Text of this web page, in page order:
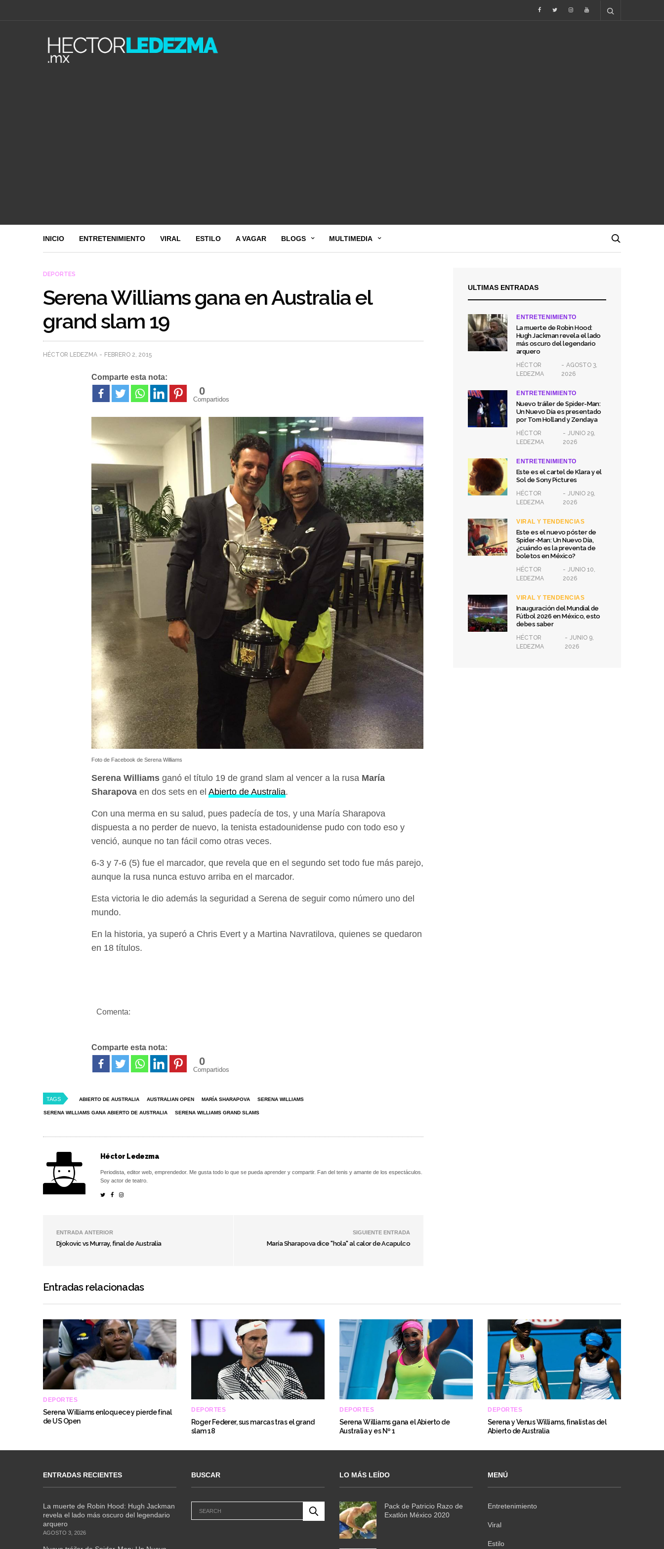
INICIO ENTRETENIMIENTO VIRAL ESTILO A VAGAR BLOGS MULTIMEDIA
DEPORTES
Serena Williams gana en Australia el
grand slam 19
HÉCTOR LEDEZMA FEBRERO 2, 2015
Comparte esta nota:
0
Compartidos
Foto de Facebook de Serena Williams
Serena Williams ganó el título 19 de grand slam al vencer a la rusa María
Sharapova en dos sets en el Abierto de Australia.
Con una merma en su salud, pues padecía de tos, y una María Sharapova
dispuesta a no perder de nuevo, la tenista estadounidense pudo con todo eso y
venció, aunque no tan fácil como otras veces.
6-3 y 7-6 (5) fue el marcador, que revela que en el segundo set todo fue más parejo,
aunque la rusa nunca estuvo arriba en el marcador.
Esta victoria le dio además la seguridad a Serena de seguir como número uno del
mundo.
En la historia, ya superó a Chris Evert y a Martina Navratilova, quienes se quedaron
en 18 títulos.
Comenta:
Comparte esta nota:
0
Compartidos
TAGS ABIERTO DE AUSTRALIA AUSTRALIAN OPEN MARÍA SHARAPOVA SERENA WILLIAMS
SERENA WILLIAMS GANA ABIERTO DE AUSTRALIA SERENA WILLIAMS GRAND SLAMS
Héctor Ledezma
Periodista, editor web, emprendedor. Me gusta todo lo que se pueda aprender y compartir. Fan del tenis y amante de los espectáculos.
Soy actor de teatro.
ENTRADA ANTERIOR
Djokovic vs Murray, final de Australia
SIGUIENTE ENTRADA
María Sharapova dice "hola" al calor de Acapulco
ULTIMAS ENTRADAS
ENTRETENIMIENTO
La muerte de Robin Hood:
Hugh Jackman revela el lado
más oscuro del legendario
arquero
HÉCTOR
LEDEZMA
AGOSTO 3,
2026
ENTRETENIMIENTO
Nuevo tráiler de Spider-Man:
Un Nuevo Día es presentado
por Tom Holland y Zendaya
HÉCTOR
LEDEZMA
JUNIO 29,
2026
ENTRETENIMIENTO
Este es el cartel de Klara y el
Sol de Sony Pictures
HÉCTOR
LEDEZMA
JUNIO 29,
2026
VIRAL Y TENDENCIAS
Este es el nuevo póster de
Spider-Man: Un Nuevo Día,
¿cuándo es la preventa de
boletos en México?
HÉCTOR
LEDEZMA
JUNIO 10,
2026
VIRAL Y TENDENCIAS
Inauguración del Mundial de
Fútbol 2026 en México, esto
debes saber
HÉCTOR
LEDEZMA
JUNIO 9,
2026
Entradas relacionadas
DEPORTES
Serena Williams enloquece y pierde final
de US Open
DEPORTES
Roger Federer, sus marcas tras el grand
slam 18
DEPORTES
Serena Williams gana el Abierto de
Australia y es Nº 1
DEPORTES
Serena y Venus Williams, finalistas del
Abierto de Australia
ENTRADAS RECIENTES
La muerte de Robin Hood: Hugh Jackman
revela el lado más oscuro del legendario
arquero
AGOSTO 3, 2026
BUSCAR LO MÁS LEÍDO
Pack de Patricio Razo de
Exatlón México 2020
MENÚ
Entretenimiento
Viral
Estilo